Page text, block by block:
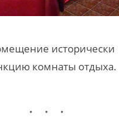
исторически
комнаты отдыха.